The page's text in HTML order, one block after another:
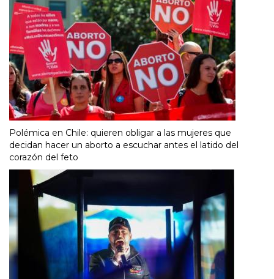
Polémica en Chile: quieren obligar a las mujeres que
decidan hacer un aborto a escuchar antes el latido del
corazón del feto